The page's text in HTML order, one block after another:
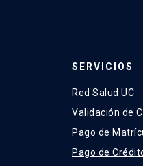
SERVICIOS
Red Salud UC
Validación de
Pago de
Pago de